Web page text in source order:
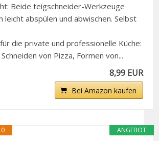
Beide teigschneider-Werkzeuge
leicht abspülen und abwischen. Selbst
die private und professionelle Küche:
von Pizza, Formen von...
8,99 EUR
Bei Amazon kaufen
ANGEBOT